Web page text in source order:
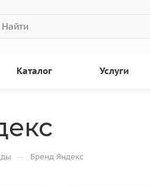
Каталог Услуги
— Бренд Яндекс